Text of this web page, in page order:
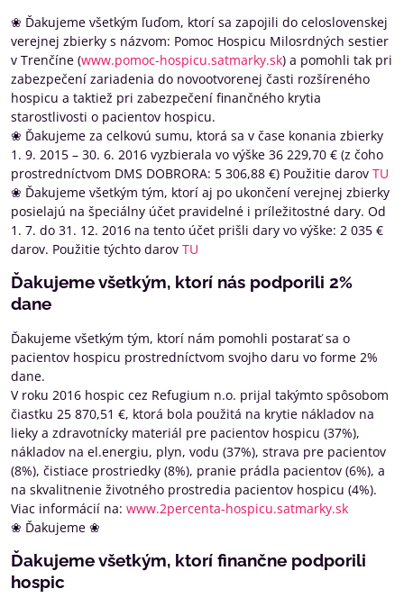
❀ Ďakujeme všetkým ľuďom, ktorí sa zapojili do celoslovenskej
verejnej zbierky s názvom: Pomoc Hospicu Milosrdných sestier
v Trenčíne (www.pomoc-hospicu.satmarky.sk) a pomohli tak pri
zabezpečení zariadenia do novootvorenej časti rozšíreného
hospicu a taktiež pri zabezpečení finančného krytia
starostlivosti o pacientov hospicu.
❀ Ďakujeme za celkovú sumu, ktorá sa v čase konania zbierky
1. 9. 2015 – 30. 6. 2016 vyzbierala vo výške 36 229,70 € (z čoho
prostredníctvom DMS DOBRORA: 5 306,88 €) Použitie darov TU
❀ Ďakujeme všetkým tým, ktorí aj po ukončení verejnej zbierky
posielajú na špeciálny účet pravidelné i príležitostné dary. Od
1. 7. do 31. 12. 2016 na tento účet prišli dary vo výške: 2 035 €
darov. Použitie týchto darov TU
Ďakujeme všetkým, ktorí nás podporili 2%
dane
Ďakujeme všetkým tým, ktorí nám pomohli postarať sa o
pacientov hospicu prostredníctvom svojho daru vo forme 2%
dane.
V roku 2016 hospic cez Refugium n.o. prijal takýmto spôsobom
čiastku 25 870,51 €, ktorá bola použitá na krytie nákladov na
lieky a zdravotnícky materiál pre pacientov hospicu (37%),
nákladov na el.energiu, plyn, vodu (37%), strava pre pacientov
(8%), čistiace prostriedky (8%), pranie prádla pacientov (6%), a
na skvalitnenie životného prostredia pacientov hospicu (4%).
Viac informácií na: www.2percenta-hospicu.satmarky.sk
❀ Ďakujeme ❀
Ďakujeme všetkým, ktorí finančne podporili
hospic